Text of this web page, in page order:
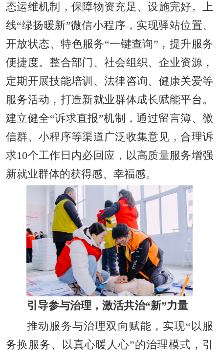
态运维机制，保障物资充足、设施完好。上
线“绿扬暖新”微信小程序，实现驿站位置、
开放状态、特色服务“一键查询”，提升服务
便捷度。整合部门、社会组织、企业资源，
定期开展技能培训、法律咨询、健康关爱等
服务活动，打造新就业群体成长赋能平台。
建立健全“诉求直报”机制，通过留言簿、微
信群、小程序等渠道广泛收集意见，合理诉
求10个工作日内必回应，以高质量服务增强
新就业群体的获得感、幸福感。
引导参与治理，激活共治“新”力量
推动服务与治理双向赋能，实现“以服
务换服务、以真心暖人心”的治理模式，引